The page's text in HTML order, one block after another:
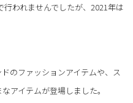
われませんでしたが、2021年は
のファッションアイテムや、ス
アイテムが登場しました。